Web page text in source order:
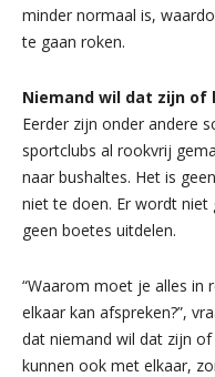
minder normaal is,
te gaan roken.
Niemand wil dat zijn of
Eerder zijn onder andere
sportclubs al rookvrij
naar bushaltes. Het is
niet te doen. Er wordt niet
geen boetes uitdelen.
“Waarom moet je alles in
elkaar kan afspreken?”,
dat niemand wil dat zijn
kunnen ook met elkaar,